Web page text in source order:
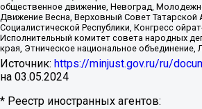
общественное движение, Невоград,
Движение Весна, Верховный Совет
Социалистической Республики, Конгресс
Исполнительный комитет совета народных
края, Этническое национальное
Источник: https://minjust.gov.ru/ru/
на 03.05.2024
* Реестр иностранных агентов: